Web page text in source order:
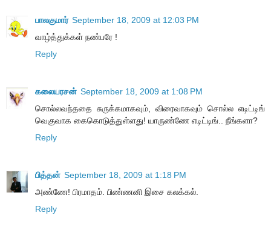
பாலகுமார் September 18, 2009 at 12:03 PM
வாழ்த்துக்கள் நண்பரே !
Reply
கலையரசன் September 18, 2009 at 1:08 PM
சொல்லவந்ததை சுருக்கமாகவும், விரைவாகவும் சொல்ல எடிட்டிங்
வெகுவாக கைகொடுத்துள்ளது! யாருண்ணே எடிட்டிங்.. நீங்களா?
Reply
பித்தன் September 18, 2009 at 1:18 PM
அண்ணே! பிரமாதம். பிண்ணனி இசை கலக்கல்.
Reply